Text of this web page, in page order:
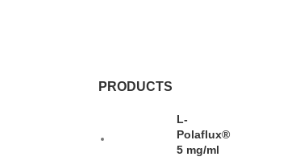
PRODUCTS
L-
Polaflux®
5 mg/ml